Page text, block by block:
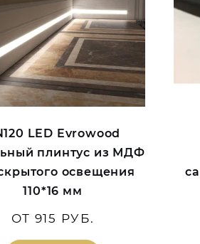
LED Evrowood
плинтус из МДФ
освещения
110*16 мм
ОТ 915 РУБ.